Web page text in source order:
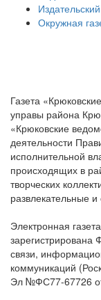
Окружная
Газета
управы района
«Крюковские
деятельности
исполнительной
происходящих в
творческих
развлекательные
Электронная
связи,
коммуникаций
Эл №ФС77-67726